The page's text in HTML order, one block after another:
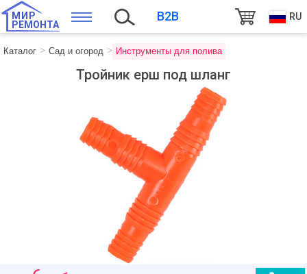
МИР
РЕМОНТА
B2B RU
Каталог Сад и огород Инструменты для полива
Тройник ерш под шланг